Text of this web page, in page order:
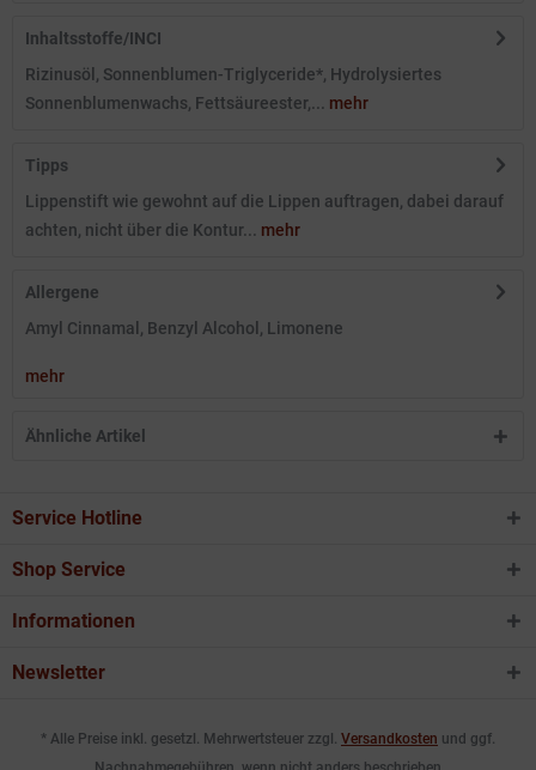
Inhaltsstoffe/INCI
Rizinusöl, Sonnenblumen-Triglyceride*, Hydrolysiertes
Sonnenblumenwachs, Fettsäureester,... mehr
Tipps
Lippenstift wie gewohnt auf die Lippen auftragen, dabei darauf
achten, nicht über die Kontur... mehr
Allergene
Amyl Cinnamal, Benzyl Alcohol, Limonene
mehr
Ähnliche Artikel
Service Hotline
Shop Service
Informationen
Newsletter
* Alle Preise inkl. gesetzl. Mehrwertsteuer zzgl. Versandkosten und ggf.